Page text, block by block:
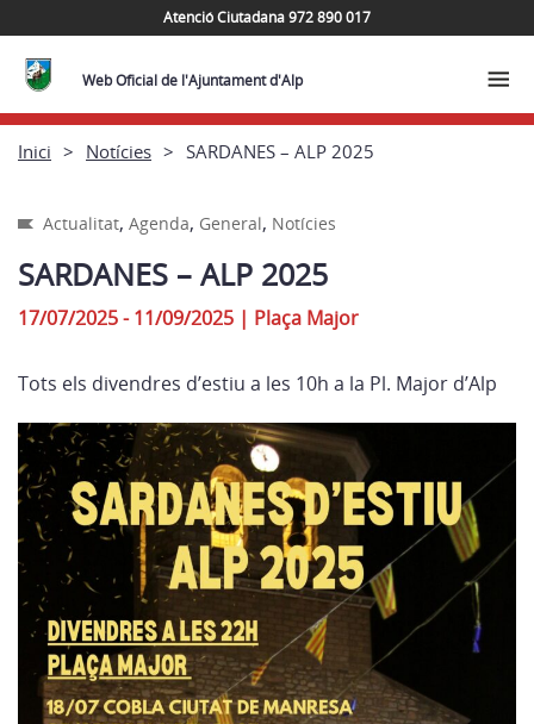
Atenció Ciutadana 972 890 017
Web Oficial de l'Ajuntament d'Alp
Inici Notícies SARDANES – ALP 2025
Actualitat, Agenda, General, Notícies
SARDANES – ALP 2025
17/07/2025 - 11/09/2025 | Plaça Major
Tots els divendres d’estiu a les 10h a la Pl. Major d’Alp